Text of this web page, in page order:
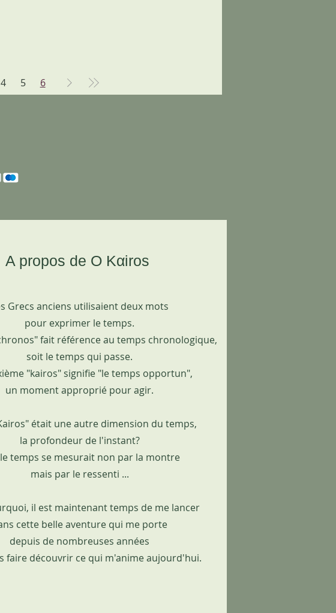
4 5 6
A propos de O Kαiros
Grecs anciens utilisaient deux mots
pour exprimer le temps.
fait référence au temps chronologique,
soit le temps qui passe.
"kairos" signifie "le temps opportun",
un moment approprié pour agir.
était une autre dimension du temps,
la profondeur de l'instant?
temps se mesurait non par la montre
mais par le ressenti ...
il est maintenant temps de me lancer
cette belle aventure qui me porte
depuis de nombreuses années
faire découvrir ce qui m'anime aujourd'hui.